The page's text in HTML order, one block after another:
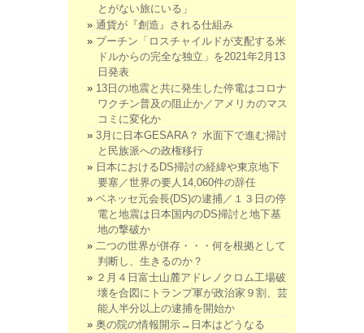
とがない旅にいる」
通貨が『創造』される仕組み
プーチン「ロスチャイルドが支配する米
ドルからの完全な独立」を2021年2月13
日発表
13日の地震と共に発生した停電はコロナ
ワクチン普及の阻止か／アメリカのマス
コミに変化か
3月に日本GESARA？ 水面下で進む掃討
と民族派への政権移行
日本におけるDS掃討の経緯や東京地下
要塞／世界の要人14,060件の辞任
ベネッセ元会長(DS)の逮捕／１３日の停
電と地震は日本国内のDS掃討と地下基
地の撃破か
二つの世界が併存・・・何を根拠として
判断し、生きるのか？
２月４日富士山麓アドレノクロム工場破
壊を合図にトランプ軍が政治家９割、芸
能人半分以上の逮捕を開始か
奥の院の情報開示→日本はどうなる